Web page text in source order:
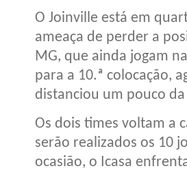
O Joinville está em
ameaça de perder a
MG, que ainda jogam
para a 10.ª colocação,
distanciou um pouco
Os dois times voltam a
serão realizados os 10
ocasião, o Icasa